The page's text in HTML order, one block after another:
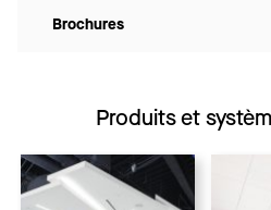
Brochures
Produits et